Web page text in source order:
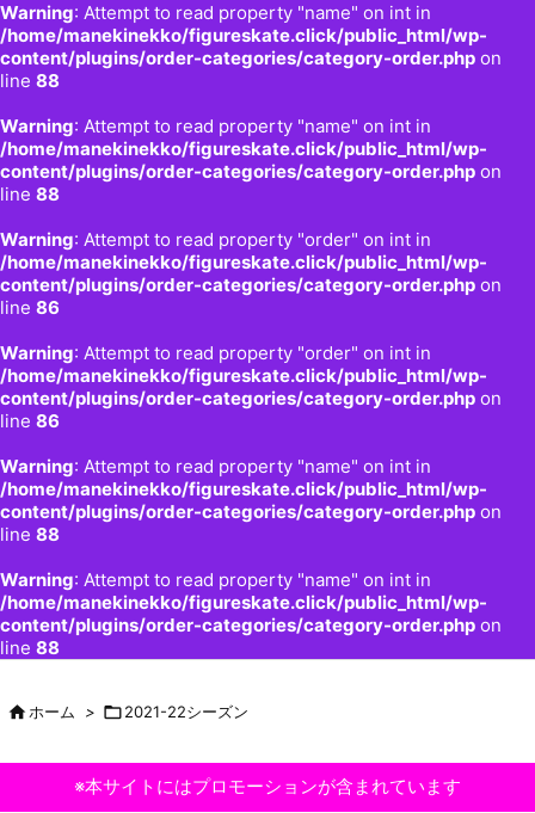
Warning: Attempt to read property "name" on int in
/home/manekinekko/figureskate.click/public_html/wp-
content/plugins/order-categories/category-order.php on
line 88
Warning: Attempt to read property "name" on int in
/home/manekinekko/figureskate.click/public_html/wp-
content/plugins/order-categories/category-order.php on
line 88
Warning: Attempt to read property "order" on int in
/home/manekinekko/figureskate.click/public_html/wp-
content/plugins/order-categories/category-order.php on
line 86
Warning: Attempt to read property "order" on int in
/home/manekinekko/figureskate.click/public_html/wp-
content/plugins/order-categories/category-order.php on
line 86
Warning: Attempt to read property "name" on int in
/home/manekinekko/figureskate.click/public_html/wp-
content/plugins/order-categories/category-order.php on
line 88
Warning: Attempt to read property "name" on int in
/home/manekinekko/figureskate.click/public_html/wp-
content/plugins/order-categories/category-order.php on
line 88
ホーム > 2021-22シーズン
※本サイトにはプロモーションが含まれています